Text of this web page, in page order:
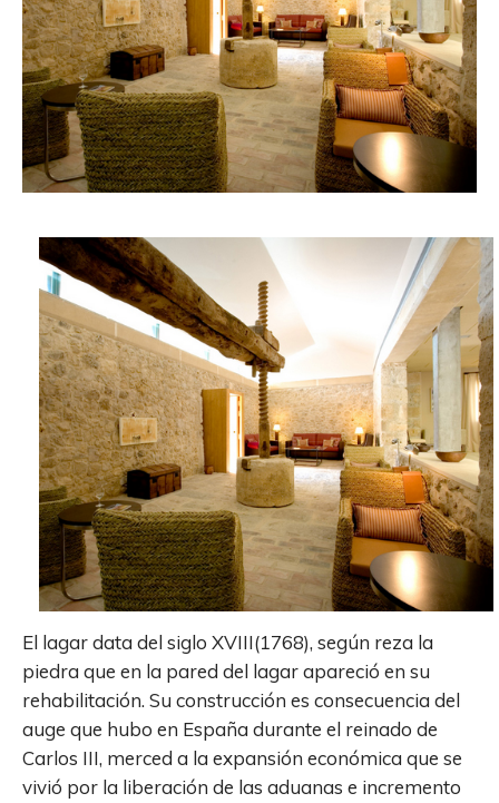
El lagar data del siglo XVIII(1768), según reza la
piedra que en la pared del lagar apareció en su
rehabilitación. Su construcción es consecuencia del
auge que hubo en España durante el reinado de
Carlos III, merced a la expansión económica que se
vivió por la liberación de las aduanas e incremento